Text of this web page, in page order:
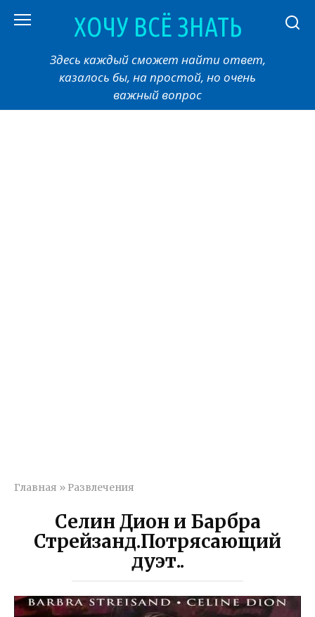
ХОЧУ ВСЁ ЗНАТЬ
Здесь каждый сможет найти ответ,
казалось бы, на простой, но очень
важный вопрос
Главная » Развлечения
Селин Дион и Барбра
Стрейзанд.Потрясающий
дуэт..